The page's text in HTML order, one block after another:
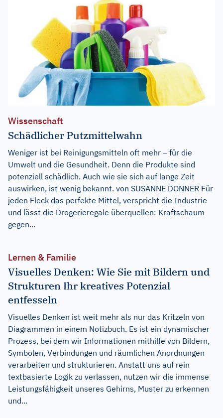
Wissenschaft
Schädlicher Putzmittelwahn
Weniger ist bei Reinigungsmitteln oft mehr – für die
Umwelt und die Gesundheit. Denn die Produkte sind
potenziell schädlich. Auch wie sie sich auf lange Zeit
auswirken, ist wenig bekannt. von SUSANNE DONNER Für
jeden Fleck das perfekte Mittel, verspricht die Industrie
und lässt die Drogerieregale überquellen: Kraftschaum
gegen...
Lernen & Familie
Visuelles Denken: Wie Sie mit Bildern und
Strukturen Ihr kreatives Potenzial
entfesseln
Visuelles Denken ist weit mehr als nur das Kritzeln von
Diagrammen in einem Notizbuch. Es ist ein dynamischer
Prozess, bei dem wir Informationen mithilfe von Bildern,
Symbolen, Verbindungen und räumlichen Anordnungen
verarbeiten und strukturieren. Anstatt uns auf rein
textbasierte Logik zu verlassen, nutzen wir die immense
Leistungsfähigkeit unseres Gehirns, Muster zu erkennen
und...